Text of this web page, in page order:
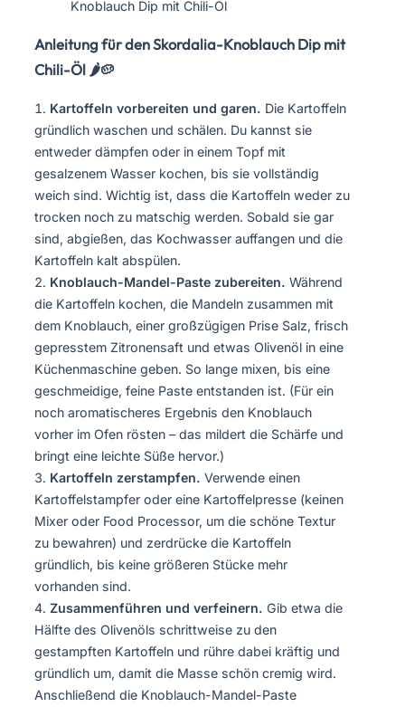
Knoblauch Dip mit Chili-Öl
Anleitung für den Skordalia-Knoblauch Dip mit
Chili-Öl 🌶️🥔
Kartoffeln vorbereiten und garen. Die Kartoffeln
gründlich waschen und schälen. Du kannst sie
entweder dämpfen oder in einem Topf mit
gesalzenem Wasser kochen, bis sie vollständig
weich sind. Wichtig ist, dass die Kartoffeln weder zu
trocken noch zu matschig werden. Sobald sie gar
sind, abgießen, das Kochwasser auffangen und die
Kartoffeln kalt abspülen.
Knoblauch-Mandel-Paste zubereiten. Während
die Kartoffeln kochen, die Mandeln zusammen mit
dem Knoblauch, einer großzügigen Prise Salz, frisch
gepresstem Zitronensaft und etwas Olivenöl in eine
Küchenmaschine geben. So lange mixen, bis eine
geschmeidige, feine Paste entstanden ist. (Für ein
noch aromatischeres Ergebnis den Knoblauch
vorher im Ofen rösten – das mildert die Schärfe und
bringt eine leichte Süße hervor.)
Kartoffeln zerstampfen. Verwende einen
Kartoffelstampfer oder eine Kartoffelpresse (keinen
Mixer oder Food Processor, um die schöne Textur
zu bewahren) und zerdrücke die Kartoffeln
gründlich, bis keine größeren Stücke mehr
vorhanden sind.
Zusammenführen und verfeinern. Gib etwa die
Hälfte des Olivenöls schrittweise zu den
gestampften Kartoffeln und rühre dabei kräftig und
gründlich um, damit die Masse schön cremig wird.
Anschließend die Knoblauch-Mandel-Paste